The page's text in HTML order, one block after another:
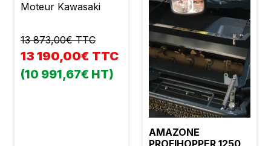
Moteur Kawasaki
13 873,00€ TTC
13 190,00€ TTC
(10 991,67€ HT)
AMAZONE
PROFIHOPPER 1250